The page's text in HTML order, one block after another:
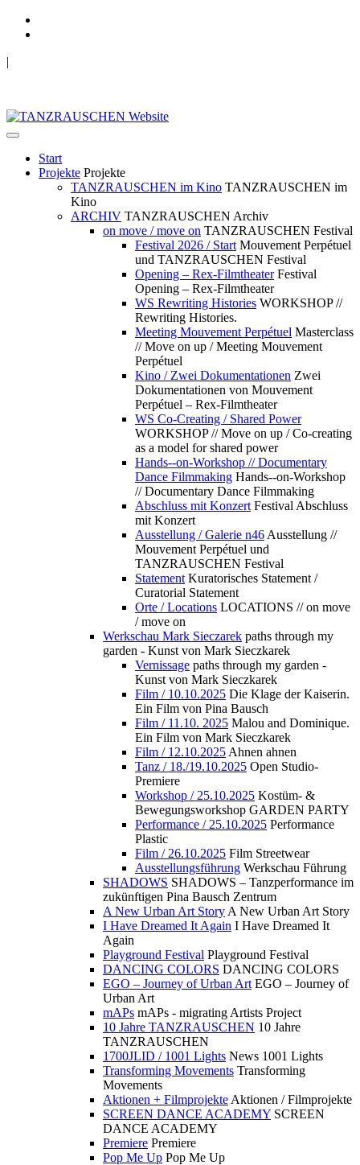
|
Start
Projekte Projekte
TANZRAUSCHEN im Kino TANZRAUSCHEN im
Kino
ARCHIV TANZRAUSCHEN Archiv
on move / move on TANZRAUSCHEN Festival
Festival 2026 / Start Mouvement Perpétuel
und TANZRAUSCHEN Festival
Opening – Rex-Filmtheater Festival
Opening – Rex-Filmtheater
WS Rewriting Histories WORKSHOP //
Rewriting Histories.
Meeting Mouvement Perpétuel Masterclass
// Move on up / Meeting Mouvement
Perpétuel
Kino / Zwei Dokumentationen Zwei
Dokumentationen von Mouvement
Perpétuel – Rex-Filmtheater
WS Co-Creating / Shared Power
WORKSHOP // Move on up / Co-creating
as a model for shared power
Hands--on-Workshop // Documentary
Dance Filmmaking Hands--on-Workshop
// Documentary Dance Filmmaking
Abschluss mit Konzert Festival Abschluss
mit Konzert
Ausstellung / Galerie n46 Ausstellung //
Mouvement Perpétuel und
TANZRAUSCHEN Festival
Statement Kuratorisches Statement /
Curatorial Statement
Orte / Locations LOCATIONS // on move
/ move on
Werkschau Mark Sieczarek paths through my
garden - Kunst von Mark Sieczkarek
Vernissage paths through my garden -
Kunst von Mark Sieczkarek
Film / 10.10.2025 Die Klage der Kaiserin.
Ein Film von Pina Bausch
Film / 11.10. 2025 Malou and Dominique.
Ein Film von Mark Sieczkarek
Film / 12.10.2025 Ahnen ahnen
Tanz / 18./19.10.2025 Open Studio-
Premiere
Workshop / 25.10.2025 Kostüm- &
Bewegungsworkshop GARDEN PARTY
Performance / 25.10.2025 Performance
Plastic
Film / 26.10.2025 Film Streetwear
Ausstellungsführung Werkschau Führung
SHADOWS SHADOWS – Tanzperformance im
zukünftigen Pina Bausch Zentrum
A New Urban Art Story A New Urban Art Story
I Have Dreamed It Again I Have Dreamed It
Again
Playground Festival Playground Festival
DANCING COLORS DANCING COLORS
EGO – Journey of Urban Art EGO – Journey of
Urban Art
mAPs mAPs - migrating Artists Project
10 Jahre TANZRAUSCHEN 10 Jahre
TANZRAUSCHEN
1700JLID / 1001 Lights News 1001 Lights
Transforming Movements Transforming
Movements
Aktionen + Filmprojekte Aktionen / Filmprojekte
SCREEN DANCE ACADEMY SCREEN
DANCE ACADEMY
Premiere Premiere
Pop Me Up Pop Me Up